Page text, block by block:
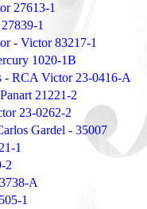
27613-1
1
- Victor 83217-1
1020-1B
- RCA Victor 23-0416-A
21221-2
23-0262-2
Gardel - 35007
1
2
A
1